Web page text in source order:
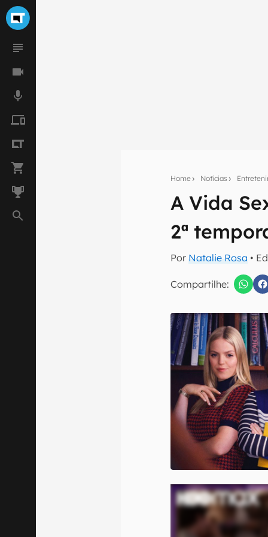
Home Notícias
A Vida
2ª
Por Natalie Rosa •
Compartilhe:
Assine a
Confirmo